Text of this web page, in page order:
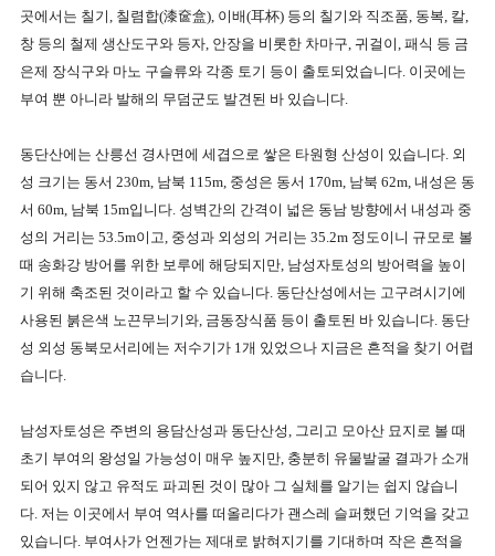
곳에서는 칠기, 칠렴합(漆奩盒), 이배(耳杯) 등의 칠기와 직조품, 동복, 칼,
창 등의 철제 생산도구와 등자, 안장을 비롯한 차마구, 귀걸이, 패식 등 금
은제 장식구와 마노 구슬류와 각종 토기 등이 출토되었습니다. 이곳에는
부여 뿐 아니라 발해의 무덤군도 발견된 바 있습니다.
동단산에는 산릉선 경사면에 세겹으로 쌓은 타원형 산성이 있습니다. 외
성 크기는 동서 230m, 남북 115m, 중성은 동서 170m, 남북 62m, 내성은 동
서 60m, 남북 15m입니다. 성벽간의 간격이 넓은 동남 방향에서 내성과 중
성의 거리는 53.5m이고, 중성과 외성의 거리는 35.2m 정도이니 규모로 볼
때 송화강 방어를 위한 보루에 해당되지만, 남성자토성의 방어력을 높이
기 위해 축조된 것이라고 할 수 있습니다. 동단산성에서는 고구려시기에
사용된 붉은색 노끈무늬기와, 금동장식품 등이 출토된 바 있습니다. 동단
성 외성 동북모서리에는 저수기가 1개 있었으나 지금은 흔적을 찾기 어렵
습니다.
남성자토성은 주변의 용담산성과 동단산성, 그리고 모아산 묘지로 볼 때
초기 부여의 왕성일 가능성이 매우 높지만, 충분히 유물발굴 결과가 소개
되어 있지 않고 유적도 파괴된 것이 많아 그 실체를 알기는 쉽지 않습니
다. 저는 이곳에서 부여 역사를 떠올리다가 괜스레 슬퍼했던 기억을 갖고
있습니다. 부여사가 언젠가는 제대로 밝혀지기를 기대하며 작은 흔적을